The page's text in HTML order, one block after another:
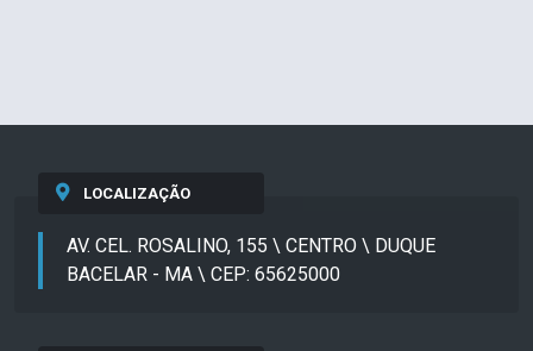
LOCALIZAÇÃO
AV. CEL. ROSALINO, 155 \ CENTRO \ DUQUE
BACELAR - MA \ CEP: 65625000